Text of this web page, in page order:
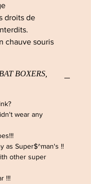
droits de
chauve souris
BOXERS,
wear any
as Super$^man's !!
other super
!!!